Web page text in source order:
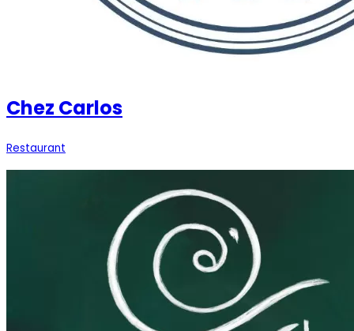
Chez Carlos
Restaurant